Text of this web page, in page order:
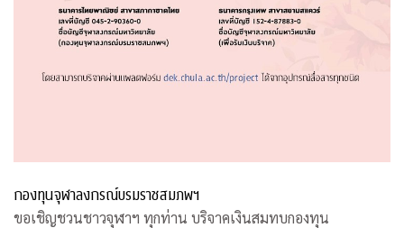
กองทุนจุฬาลงกรณ์บรมราชสมภพฯ
ขอเชิญชวนชาวจุฬาฯ ทุกท่าน บริจาคเงินสมทบกองทุน